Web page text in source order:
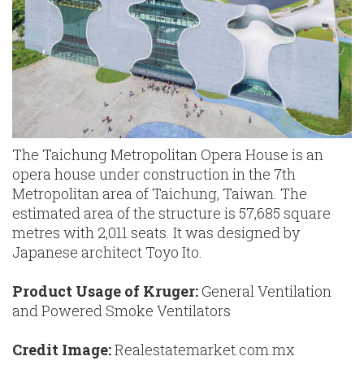
The Taichung Metropolitan Opera House is an
opera house under construction in the 7th
Metropolitan area of Taichung, Taiwan. The
estimated area of the structure is 57,685 square
metres with 2,011 seats. It was designed by
Japanese architect Toyo Ito.
Product Usage of Kruger: General Ventilation
and Powered Smoke Ventilators
Credit Image:Realestatemarket.com.mx